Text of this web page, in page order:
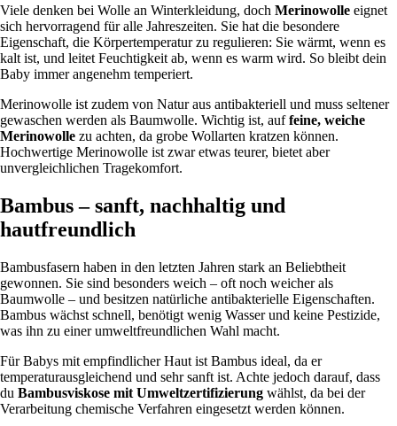
Viele denken bei Wolle an Winterkleidung, doch Merinowolle eignet
sich hervorragend für alle Jahreszeiten. Sie hat die besondere
Eigenschaft, die Körpertemperatur zu regulieren: Sie wärmt, wenn es
kalt ist, und leitet Feuchtigkeit ab, wenn es warm wird. So bleibt dein
Baby immer angenehm temperiert.
Merinowolle ist zudem von Natur aus antibakteriell und muss seltener
gewaschen werden als Baumwolle. Wichtig ist, auffeine, weiche
Merinowolle zu achten, da grobe Wollarten kratzen können.
Hochwertige Merinowolle ist zwar etwas teurer, bietet aber
unvergleichlichen Tragekomfort.
Bambus – sanft, nachhaltig und
hautfreundlich
Bambusfasern haben in den letzten Jahren stark an Beliebtheit
gewonnen. Sie sind besonders weich – oft noch weicher als
Baumwolle – und besitzen natürliche antibakterielle Eigenschaften.
Bambus wächst schnell, benötigt wenig Wasser und keine Pestizide,
was ihn zu einer umweltfreundlichen Wahl macht.
Für Babys mit empfindlicher Haut ist Bambus ideal, da er
temperaturausgleichend und sehr sanft ist. Achte jedoch darauf, dass
du Bambusviskose mit Umweltzertifizierung wählst, da bei der
Verarbeitung chemische Verfahren eingesetzt werden können.